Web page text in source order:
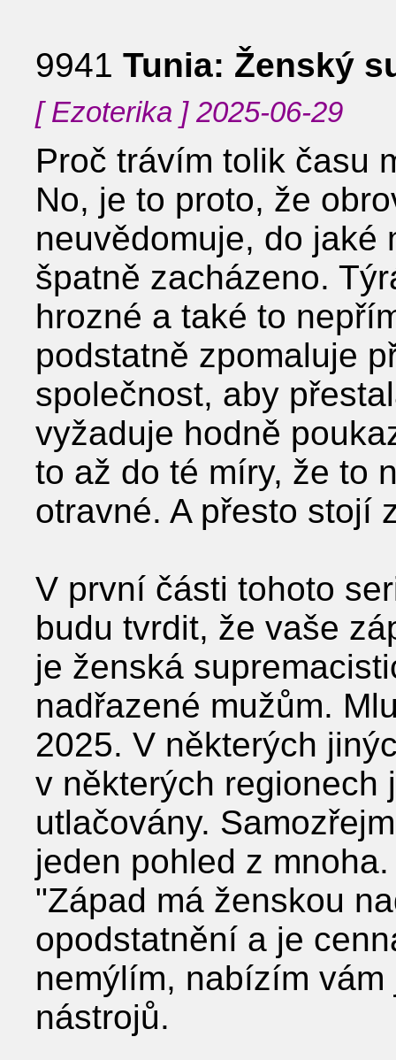
9941 Tunia: Ženský
[ Ezoterika ] 2025-06-29
Proč trávím tolik času
No, je to proto, že
neuvědomuje, do jaké
špatně zacházeno.
hrozné a také to
podstatně zpomaluje
společnost, aby
vyžaduje hodně
to až do té míry, že to
otravné. A přesto stojí
V první části tohoto
budu tvrdit, že vaše
je ženská
nadřazené mužům.
2025. V některých
v některých regionech
utlačovány.
jeden pohled z
"Západ má ženskou
opodstatnění a je
nemýlím, nabízím
nástrojů.